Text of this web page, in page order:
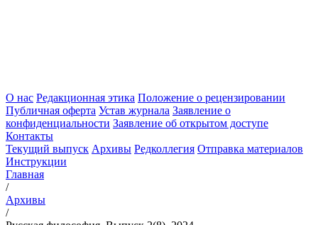
О нас Редакционная этика Положение о рецензировании
Публичная оферта Устав журнала Заявление о
конфиденциальности Заявление об открытом доступе
Контакты
Текущий выпуск Архивы Редколлегия Отправка материалов
Инструкции
Главная
/
Архивы
/